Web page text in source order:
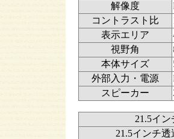
解像度
コントラスト比
表示エリア
視野角
本体サイズ
外部入力・電源
スピーカー
21.5イ
21.5インチ